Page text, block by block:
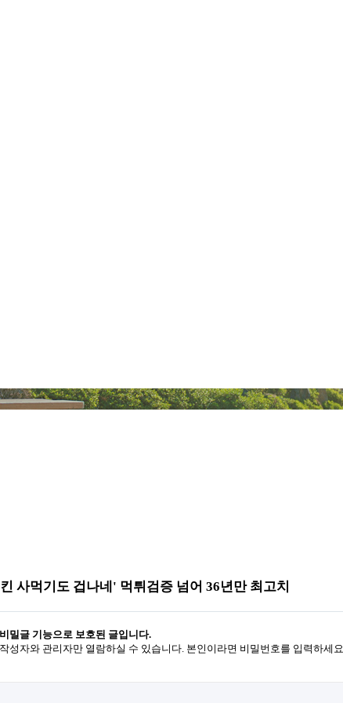
사먹기도 겁나네' 먹튀검증 넘어 36년만 최고치
비밀글 기능으로 보호된 글입니다.
작성자와 관리자만 열람하실 수 있습니다. 본인이라면 비밀번호를 입력하세요.